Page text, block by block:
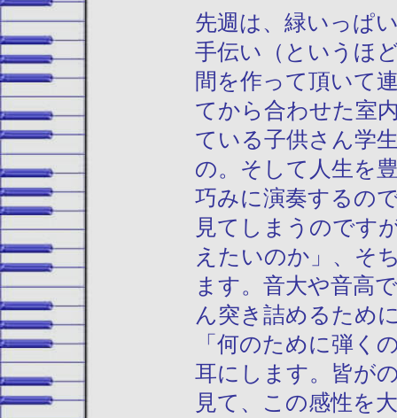
先週は、緑いっぱ
手伝い（というほ
間を作って頂いて
てから合わせた室
ている子供さん学
の。そして人生を
巧みに演奏するの
見てしまうのです
えたいのか」、そ
ます。音大や音高
ん突き詰めるため
「何のために弾く
耳にします。皆が
見て、この感性を